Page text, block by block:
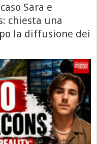
Sara e
chiesta una
la diffusione dei